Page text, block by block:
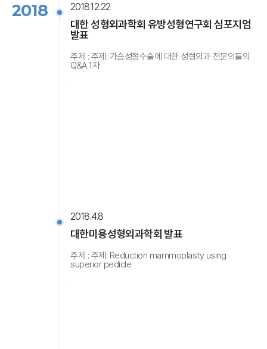
2018 2018.12.22
대한 성형외과학회 유방성형연구회 심포지엄
발표
주제 : 주제: 가슴성형수술에 대한 성형외과 전문의들의
Q&A 1차
2018.4.8
대한미용성형외과학회 발표
주제 : 주제: Reduction mammoplasty using
superior pedicle